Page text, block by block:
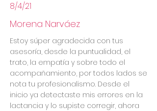
8/4/21
Morena Narváez
Estoy súper agradecida con tus
asesoría, desde la puntualidad, el
trato, la empatía y sobre todo el
acompañamiento, por todos lados se
nota tu profesionalismo. Desde el
inicio ya detectaste mis errores en la
lactancia y lo supiste corregir, ahora